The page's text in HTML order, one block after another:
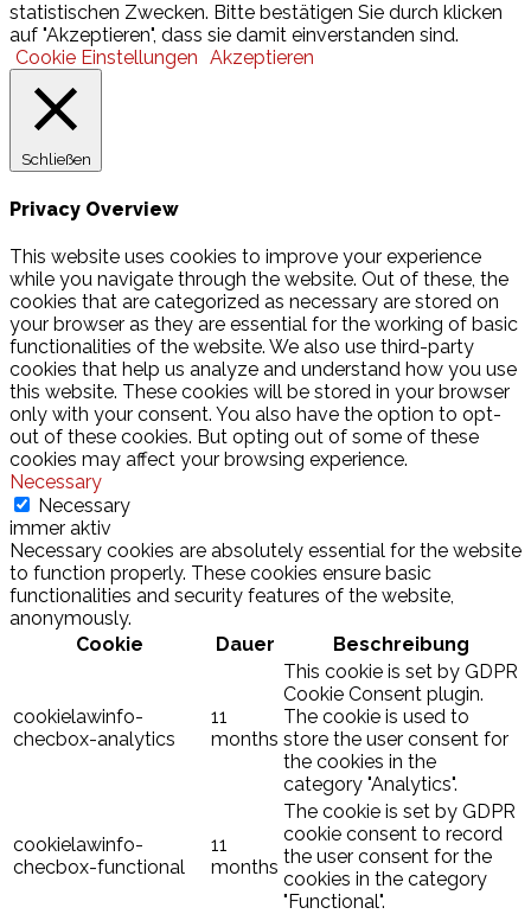
statistischen Zwecken. Bitte bestätigen Sie durch klicken
auf "Akzeptieren", dass sie damit einverstanden sind.
Cookie Einstellungen Akzeptieren
Schließen
Privacy Overview
This website uses cookies to improve your experience
while you navigate through the website. Out of these, the
cookies that are categorized as necessary are stored on
your browser as they are essential for the working of basic
functionalities of the website. We also use third-party
cookies that help us analyze and understand how you use
this website. These cookies will be stored in your browser
only with your consent. You also have the option to opt-
out of these cookies. But opting out of some of these
cookies may affect your browsing experience.
Necessary
Necessary
immer aktiv
Necessary cookies are absolutely essential for the website
to function properly. These cookies ensure basic
functionalities and security features of the website,
anonymously.
Cookie
Dauer Beschreibung
cookielawinfo-
checbox-analytics
11
months
This cookie is set by GDPR
Cookie Consent plugin.
The cookie is used to
store the user consent for
the cookies in the
category "Analytics".
cookielawinfo-
checbox-functional
11
months
The cookie is set by GDPR
cookie consent to record
the user consent for the
cookies in the category
"Functional".